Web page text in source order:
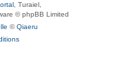
, Turaiel,
© phpBB Limited
©Qiaeru